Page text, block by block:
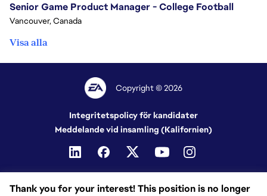
Thank you for your interest! This position is no longer
Senior Game Product Manager - College Football
Vancouver, Canada
Visa alla
Copyright © 2026
Integritetspolicy för kandidater
Meddelande vid insamling (Kalifornien)